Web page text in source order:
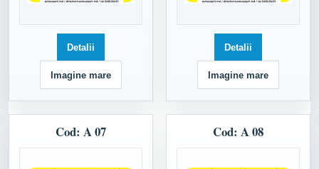
Detalii
Imagine mare
Detalii
Imagine mare
Cod: A 07 Cod: A 08